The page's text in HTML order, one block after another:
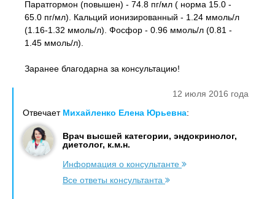
Паратгормон (повышен) - 74.8 пг/мл ( норма 15.0 -
65.0 пг/мл). Кальций ионизированный - 1.24 ммоль/л
(1.16-1.32 ммоль/л). Фосфор - 0.96 ммоль/л (0.81 -
1.45 ммоль/л).
Заранее благодарна за консультацию!
12 июля 2016 года
Отвечает Михайленко Елена Юрьевна:
Врач высшей категории, эндокринолог,
диетолог, к.м.н.
Информация о консультанте
Все ответы консультанта